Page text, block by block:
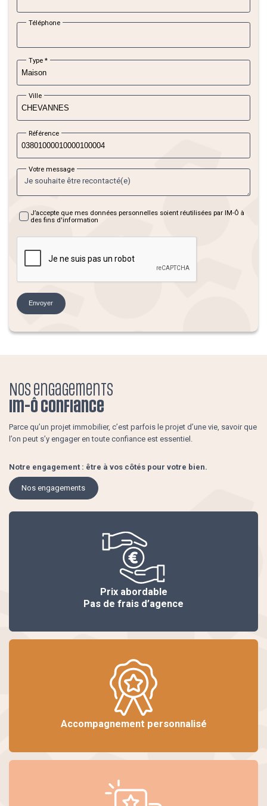
Nos terrains à vendre
Nos programmes neufs
Location accession (PSLA)
Les financements
Comment devenir propriétaire
Locaux commerciaux et professionnels à
Locaux commerciaux et professionnels
Mandats de gestion
Location d’espaces
engagements
consommation
(énergie primaire)
kWh/m²/an kgCO2/m²/an
énergétique
8
223 *
émissions de
kgCO2/m²/an
8
Téléphone
Type*
Ville
Référence
Votre message
J’accepte que mes données personnelles soient réutilisées par IM-Ô à
des fins d'information
Envoyer
Nos engagements
Im-ô confiance
Parce qu’un projet immobilier, c’est parfois le projet d’une vie, savoir que
l’on peut s’y engager en toute confiance est essentiel.
Notre engagement : être à vos côtés pour votre bien.
Nos engagements
Prix abordable
Pas de frais d’agence
Accompagnement personnalisé